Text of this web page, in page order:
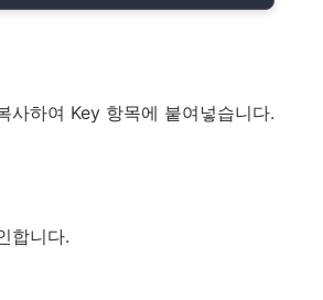
사하여 Key 항목에 붙여넣습니다.
합니다.